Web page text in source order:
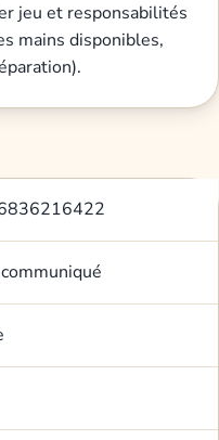
jeu et responsabilités
mains disponibles,